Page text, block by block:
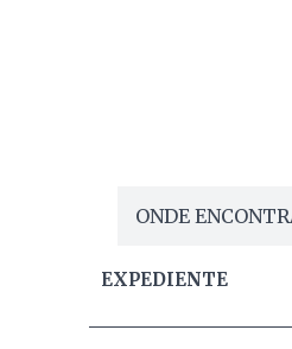
ONDE
EXPEDIENTE